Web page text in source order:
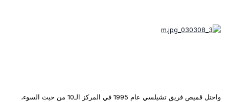
واحتل قميص فريق تشيلسي عام 1995 في المركز الـ10 من حيث السوء،